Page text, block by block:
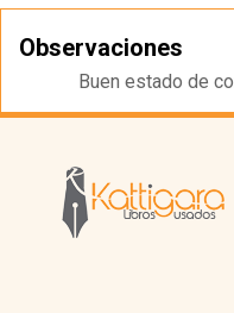
Observaciones
Buen estado de
Librería Kattigara